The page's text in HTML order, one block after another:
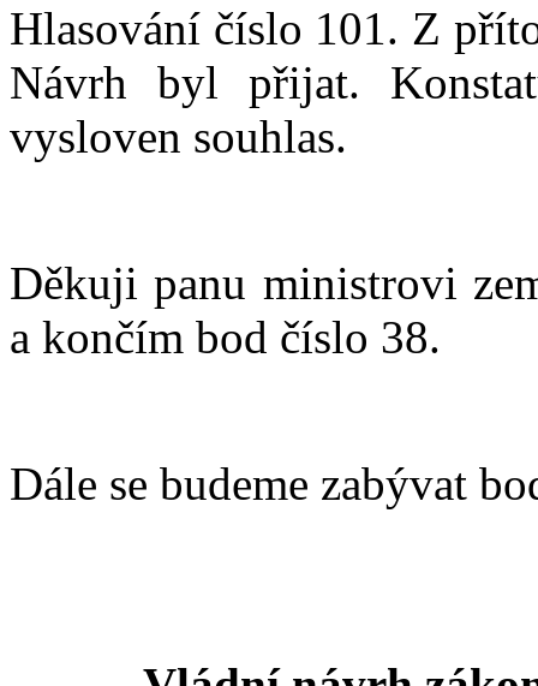
Hlasování číslo 101. Z
Návrh byl přijat.
vysloven souhlas.
Děkuji panu ministrovi
a končím bod číslo 38.
Dále se budeme zabývat